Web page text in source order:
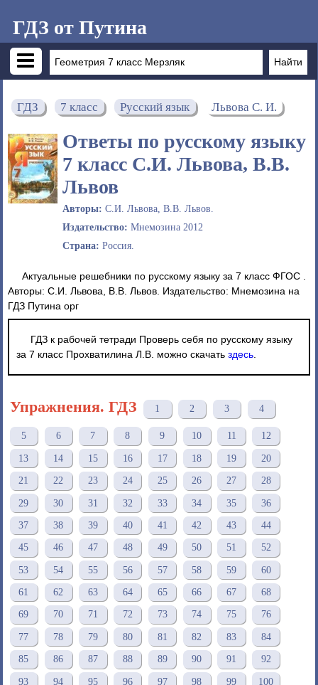
ГДЗ от Путина
ГДЗ 7 класс Русский язык Львова С. И.
Ответы по русскому языку
7 класс С.И. Львова, В.В.
Львов
Авторы: С.И. Львова, В.В. Львов.
Издательство: Мнемозина 2012
Страна: Россия.
Актуальные решебники по русскому языку за 7 класс ФГОС .
Авторы: С.И. Львова, В.В. Львов. Издательство: Мнемозина на
ГДЗ Путина орг
ГДЗ к рабочей тетради Проверь себя по русскому языку
за 7 класс Прохватилина Л.В. можно скачать здесь
Упражнения. ГДЗ 1 2 3 4
5 6 7 8 9 10 11 12
13 14 15 16 17 18 19 20
21 22 23 24 25 26 27 28
29 30 31 32 33 34 35 36
37 38 39 40 41 42 43 44
45 46 47 48 49 50 51 52
53 54 55 56 57 58 59 60
61 62 63 64 65 66 67 68
69 70 71 72 73 74 75 76
77 78 79 80 81 82 83 84
85 86 87 88 89 90 91 92
93 94 95 96 97 98 99 100